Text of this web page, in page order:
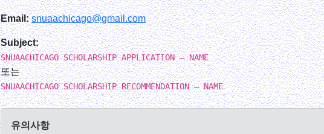
Email: snuaachicago@gmail.com
Subject:
SNUAACHICAGO SCHOLARSHIP APPLICATION – NAME
또는
SNUAACHICAGO SCHOLARSHIP RECOMMENDATION – NAME
유의사항